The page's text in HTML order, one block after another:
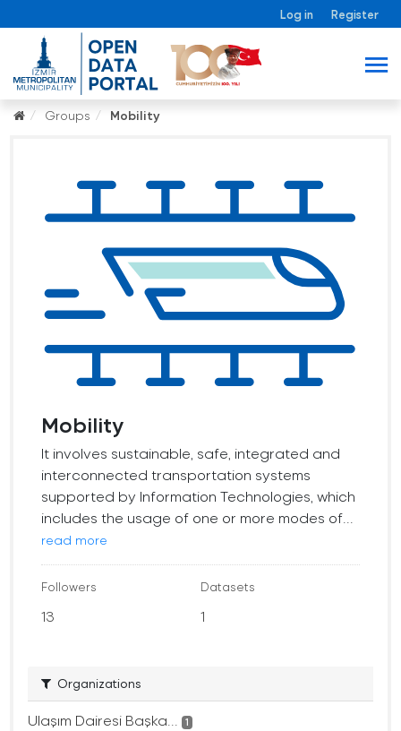
Log in Register
Groups Mobility
Mobility
It involves sustainable, safe, integrated and
interconnected transportation systems
supported by Information Technologies, which
includes the usage of one or more modes of...
read more
Followers
13
Datasets
1
Organizations
Ulaşım Dairesi Başka... 1